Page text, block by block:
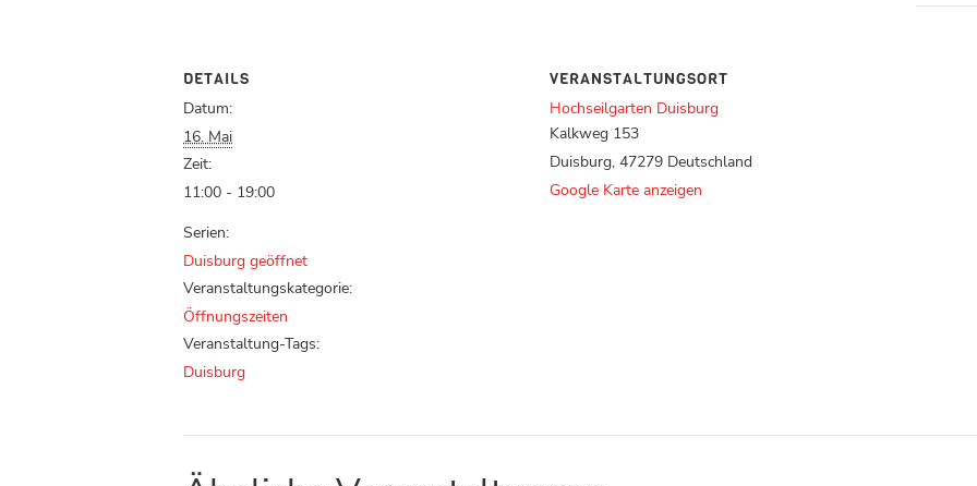
DETAILS
Datum:
16. Mai
Zeit:
11:00 - 19:00
Serien:
Duisburg geöffnet
Veranstaltungskategorie:
Öffnungszeiten
Veranstaltung-Tags:
Duisburg
VERANSTALTUNGSORT
Hochseilgarten Duisburg
Kalkweg 153
Duisburg, 47279 Deutschland
Google Karte anzeigen